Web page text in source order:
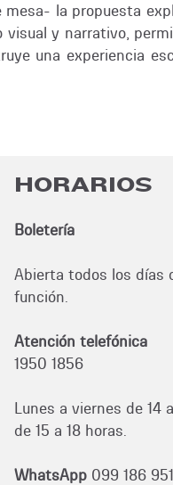
la propuesta
y narrativo,
una experiencia
HORARIOS
Boletería
Abierta todos los días
función.
Atención telefónica
1950 1856
Lunes a viernes de 14
de 15 a 18 horas.
WhatsApp 099 186 951